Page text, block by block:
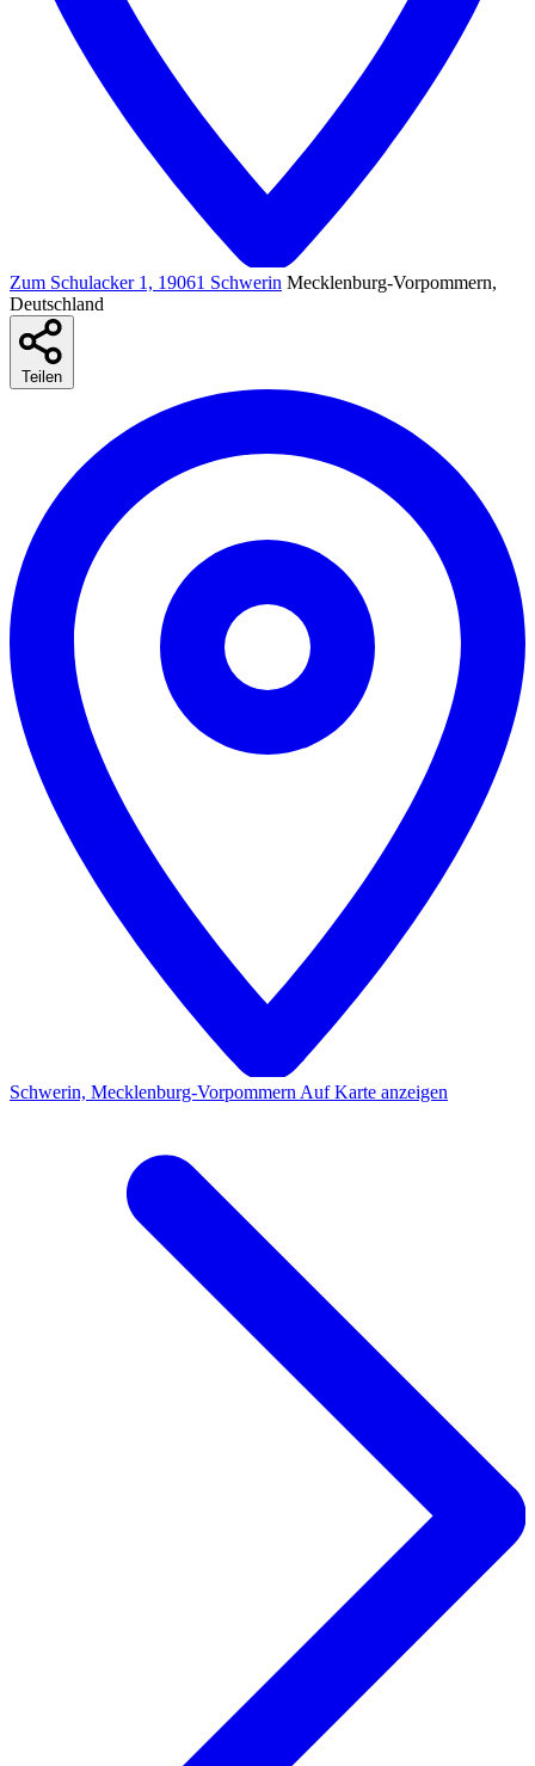
Zum Schulacker 1, 19061 Schwerin Mecklenburg-Vorpommern,
Deutschland
Teilen
Schwerin, Mecklenburg-Vorpommern Auf Karte anzeigen